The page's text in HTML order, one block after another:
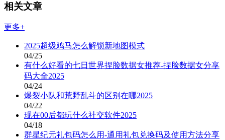
相关文章
更多+
2025超级鸡马怎么解锁新地图模式
04/25
有什么好看的七日世界捏脸数据女推荐-捏脸数据女分享
码大全2025
04/24
爆裂小队和荒野乱斗的区别在哪2025
04/22
现在00后都玩什么社交软件2025
04/18
群星纪元礼包码怎么用-通用礼包兑换码及使用方法分享